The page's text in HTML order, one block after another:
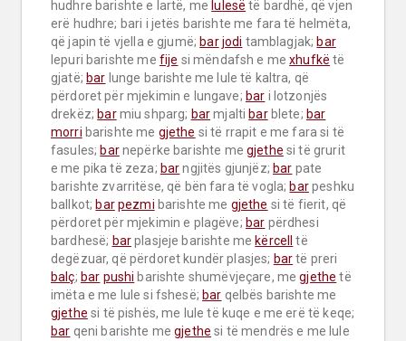
hudhre barishte e lartë, me lulesë të bardhë, që vjen
erë hudhre; bari i jetës barishte me fara të helmëta,
që japin të vjella e gjumë; bar jodi tamblagjak; bar
lepuri barishte me fije si mëndafsh e me xhufkë të
gjatë; bar lunge barishte me lule të kaltra, që
përdoret për mjekimin e lungave; bar i lotzonjës
drekëz; bar miu shparg; bar mjalti bar blete; bar
morri barishte me gjethe si të rrapit e me fara si të
fasules; bar nepërke barishte me gjethe si të grurit
e me pika të zeza; bar ngjitës gjunjëz; bar pate
barishte zvarritëse, që bën fara të vogla; bar peshku
ballkot; barpezmi barishte me gjethe si të fierit, që
përdoret për mjekimin e plagëve; bar përdhesi
bardhesë; bar plasjeje barishte me kërcell
të
degëzuar, që përdoret kundër plasjes; bar
balç; bar pushi barishte shumëvjeçare, me gjethe të
imëta e me lule si fshesë; bar
gjethe
bar qeni barishte me gjethe si të mendrës e me lule